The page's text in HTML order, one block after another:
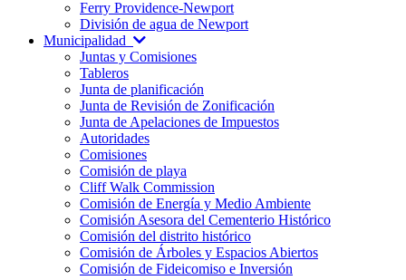
Ferry Providence-Newport
División de agua de Newport
Municipalidad
Juntas y Comisiones
Tableros
Junta de planificación
Junta de Revisión de Zonificación
Junta de Apelaciones de Impuestos
Autoridades
Comisiones
Comisión de playa
Cliff Walk Commission
Comisión de Energía y Medio Ambiente
Comisión Asesora del Cementerio Histórico
Comisión del distrito histórico
Comisión de Árboles y Espacios Abiertos
Comisión de Fideicomiso e Inversión